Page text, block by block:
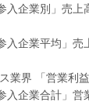
企業別」売上
企業平均」売
業界 「営業利
企業合計」営